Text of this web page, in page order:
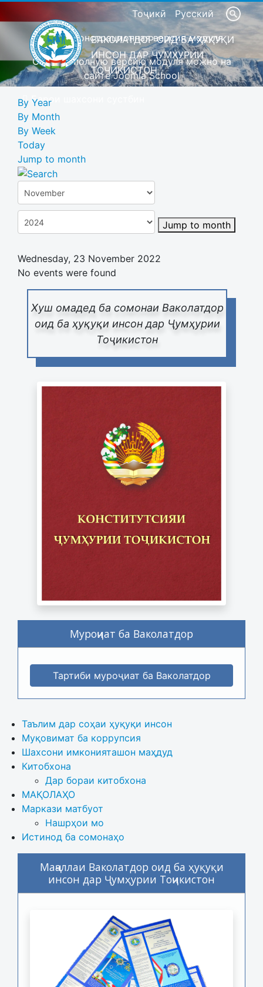
Тоҷикӣ Русский
Это демонстрационная версия модуля
Скачать полную версию модуля можно на
сайте Joomla School
Барои шахсони сустбин
ВАКОЛАТДОР ОИД БА ҲУҚУҚИ
ИНСОН ДАР ҶУМҲУРИИ
ТОҶИКИСТОН
Хуш омадед ба сомонаи Ваколатдор
оид ба ҳуқуқи инсон дар Ҷумҳурии
Тоҷикистон
Муроҷиат ба Ваколатдор
Тартиби муроҷиат ба Ваколатдор
Таълим дар соҳаи ҳуқуқи инсон
Муқовимат ба коррупсия
Шахсони имконияташон маҳдуд
Китобхона
Дар бораи китобхона
МАҚОЛАҲО
Маркази матбуот
Нашрҳои мо
Истинод ба сомонаҳо
Маҷаллаи Ваколатдор оид ба ҳуқуқи
инсон дар Ҷумҳурии Тоҷикистон
By Year
By Month
By Week
Today
Jump to month
Jump to month
Wednesday, 23 November 2022
No events were found